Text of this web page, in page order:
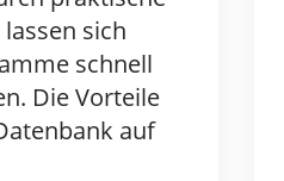
sich
schnell
Die Vorteile
auf